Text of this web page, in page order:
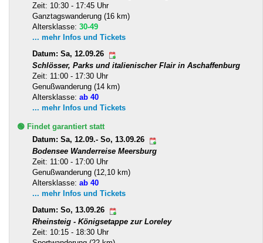
Zeit: 10:30 - 17:45 Uhr
Ganztagswanderung (16 km)
Altersklasse: 30-49
... mehr Infos und Tickets
Datum: Sa, 12.09.26
Schlösser, Parks und italienischer Flair in Aschaffenburg
Zeit: 11:00 - 17:30 Uhr
Genußwanderung (14 km)
Altersklasse: ab 40
... mehr Infos und Tickets
🟢 Findet garantiert statt
Datum: Sa, 12.09.- So, 13.09.26
Bodensee Wanderreise Meersburg
Zeit: 11:00 - 17:00 Uhr
Genußwanderung (12,10 km)
Altersklasse: ab 40
... mehr Infos und Tickets
Datum: So, 13.09.26
Rheinsteig - Königsetappe zur Loreley
Zeit: 10:15 - 18:30 Uhr